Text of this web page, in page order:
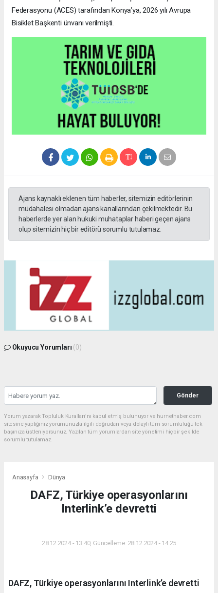
Federasyonu (ACES) tarafından Konya’ya, 2026 yılı Avrupa
Bisiklet Başkenti ünvanı verilmişti.
Ajans kaynaklı eklenen tüm haberler, sitemizin editörlerinin
müdahalesi olmadan ajans kanallarından çekilmektedir. Bu
haberlerde yer alan hukuki muhataplar haberi geçen ajans
olup sitemizin hiç bir editörü sorumlu tutulamaz.
Okuyucu Yorumları (0)
Gönder
Yorum yazarak Topluluk Kuralları’nı kabul etmiş bulunuyor ve hurnethaber.com
sitesine yaptığınız yorumunuzla ilgili doğrudan veya dolaylı tüm sorumluluğu tek
başınıza üstleniyorsunuz. Yazılan tüm yorumlardan site yönetimi hiçbir şekilde
sorumlu tutulamaz.
Anasayfa Dünya
DAFZ, Türkiye operasyonlarını
Interlink’e devretti
28.12.2024 - 13:40, Güncelleme: 28.12.2024 - 14:25
DAFZ, Türkiye operasyonlarını Interlink’e devretti